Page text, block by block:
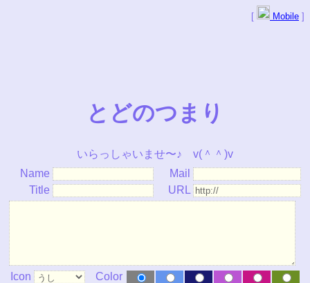
[ Mobile ]
とどのつまり
いらっしゃいませ〜♪ v(＾＾)v
Name
Mail
Title
URL
Icon
Color